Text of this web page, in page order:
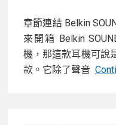
章節連結 Belkin
來開箱 Belkin
機，那這款耳機可說
款。它除了聲音